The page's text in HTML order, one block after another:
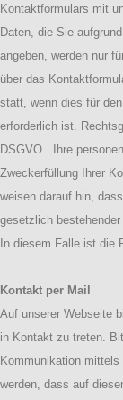
Kontaktformulars mit
Daten, die Sie
angeben, werden nur
über das
statt, wenn dies für
erforderlich ist.
DSGVO. Ihre
Zweckerfüllung Ihrer
weisen darauf hin,
gesetzlich
In diesem Falle ist die
Kontakt per Mail
Auf unserer Webseite
in Kontakt zu treten.
Kommunikation
werden, dass auf